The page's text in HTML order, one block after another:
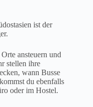
ist der
ansteuern und
stellen ihre
wann Busse
du ebenfalls
oder im Hostel.